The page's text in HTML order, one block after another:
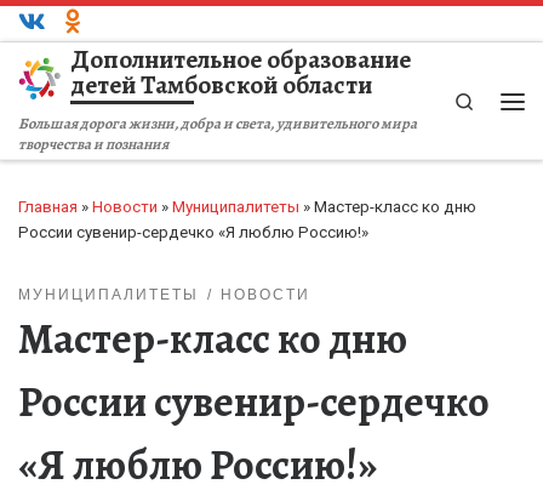
Перейти к содержимому
Дополнительное образование
детей Тамбовской области
Большая дорога жизни, добра и света, удивительного мира
творчества и познания
Search
Главная » Новости » Муниципалитеты » Мастер-класс ко дню
России сувенир-сердечко «Я люблю Россию!»
МУНИЦИПАЛИТЕТЫ НОВОСТИ
Мастер-класс ко дню
России сувенир-сердечко
«Я люблю Россию!»